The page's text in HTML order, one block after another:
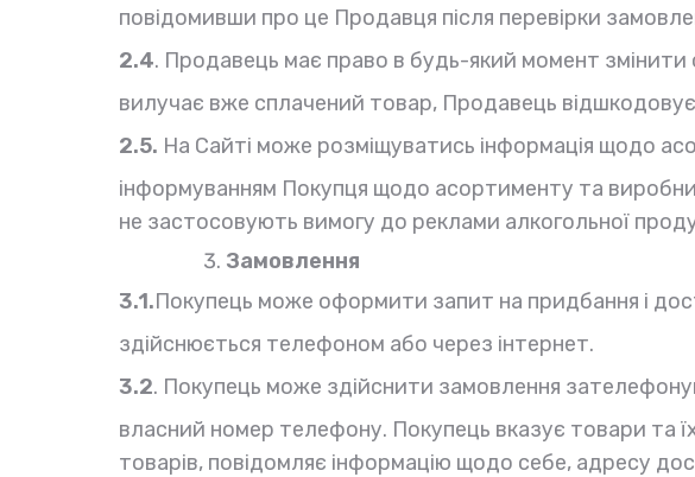
повідомивши про це Продавця після перевірки
2.4. Продавець має право в будь-який момент
вилучає вже сплачений товар, Продавець
2.5. На Сайті може розміщуватись інформація щодо
інформуванням Покупця щодо асортименту та
не застосовують вимогу до реклами алкогольної
Замовлення
3.1.Покупець може оформити запит на придбання і
здійснюється телефоном або через інтернет.
3.2. Покупець може здійснити замовлення
власний номер телефону. Покупець вказує товари та
товарів, повідомляє інформацію щодо себе, адресу